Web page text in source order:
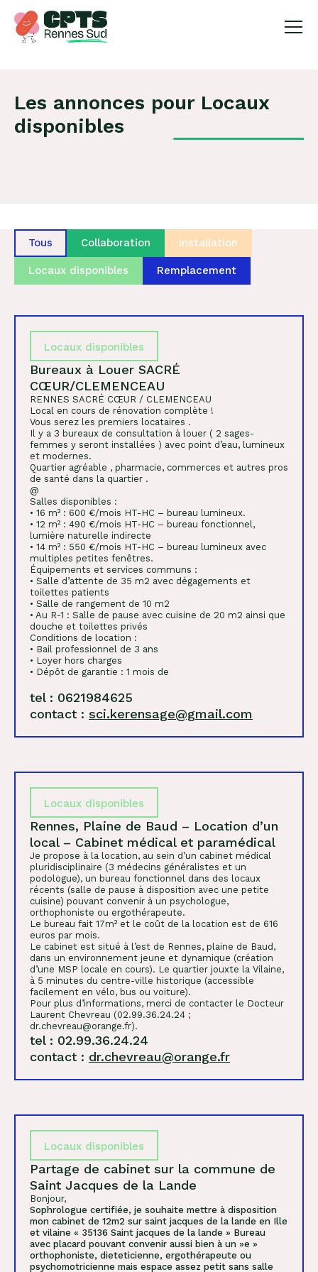
Les annonces pour Locaux
disponibles
Tous Collaboration Installation
Locaux disponibles Remplacement
Locaux disponibles
Bureaux à Louer SACRÉ
CŒUR/CLEMENCEAU
RENNES SACRÉ CŒUR / CLEMENCEAU
Local en cours de rénovation complète !
Vous serez les premiers locataires .
Il y a 3 bureaux de consultation à louer ( 2 sages-
femmes y seront installées ) avec point d’eau, lumineux
et modernes.
Quartier agréable , pharmacie, commerces et autres pros
de santé dans la quartier .
@
Salles disponibles :
• 16 m² : 600 €/mois HT-HC – bureau lumineux.
• 12 m² : 490 €/mois HT-HC – bureau fonctionnel,
lumière naturelle indirecte
• 14 m² : 550 €/mois HT-HC – bureau lumineux avec
multiples petites fenêtres.
Équipements et services communs :
• Salle d’attente de 35 m2 avec dégagements et
toilettes patients
• Salle de rangement de 10 m2
• Au R-1 : Salle de pause avec cuisine de 20 m2 ainsi que
douche et toilettes privés
Conditions de location :
• Bail professionnel de 3 ans
• Loyer hors charges
• Dépôt de garantie : 1 mois de
tel : 0621984625
contact : sci.kerensage@gmail.com
Locaux disponibles
Rennes, Plaine de Baud – Location d’un
local – Cabinet médical et paramédical
Je propose à la location, au sein d’un cabinet médical
pluridisciplinaire (3 médecins généralistes et un
podologue), un bureau fonctionnel dans des locaux
récents (salle de pause à disposition avec une petite
cuisine) pouvant convenir à un psychologue,
orthophoniste ou ergothérapeute.
Le bureau fait 17m² et le coût de la location est de 616
euros par mois.
Le cabinet est situé à l’est de Rennes, plaine de Baud,
dans un environnement jeune et dynamique (création
d’une MSP locale en cours). Le quartier jouxte la Vilaine,
à 5 minutes du centre-ville historique (accessible
facilement en vélo, bus ou voiture).
Pour plus d’informations, merci de contacter le Docteur
Laurent Chevreau (02.99.36.24.24 ;
dr.chevreau@orange.fr).
tel : 02.99.36.24.24
contact : dr.chevreau@orange.fr
Locaux disponibles
Partage de cabinet sur la commune de
Saint Jacques de la Lande
Bonjour,
Sophrologue certifiée, je souhaite mettre à disposition
mon cabinet de 12m2 sur saint jacques de la lande en Ille
et vilaine « 35136 Saint jacques de la lande » Bureau
avec placard pouvant convenir aussi bien à un »e »
orthophoniste, dieteticienne, ergothérapeute ou
psychomotricienne mais espace assez petit sans salle